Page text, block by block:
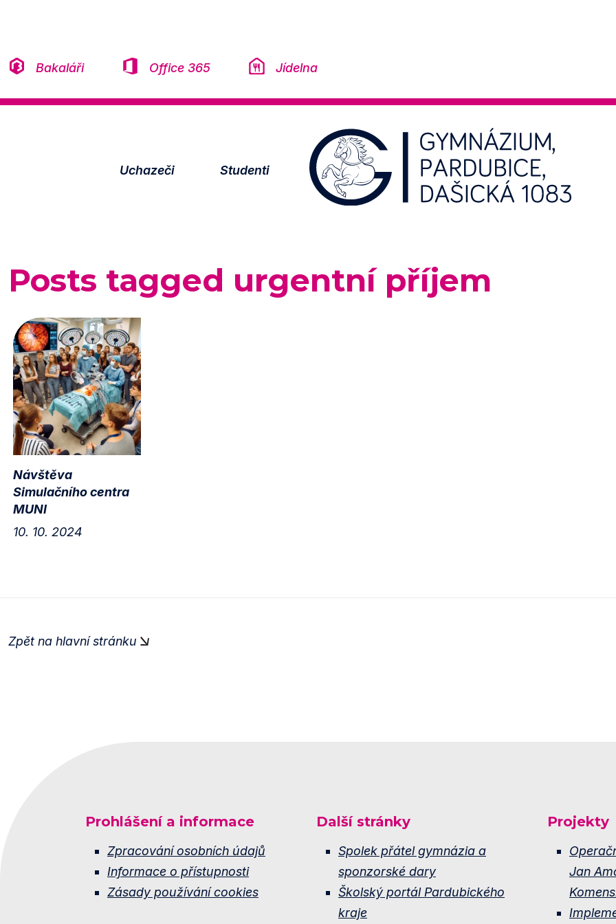
Bakaláři
Office 365 Jídelna
Uchazeči Studenti
Posts tagged urgentní příjem
Návštěva
Simulačního centra
MUNI
10. 10. 2024
Zpět na hlavní stránku
Prohlášení a informace
Zpracování osobních údajů
Informace o přístupnosti
Zásady používání cookies
Další stránky
Spolek přátel gymnázia a
sponzorské dary
Školský portál Pardubického
kraje
Projekty
Jan